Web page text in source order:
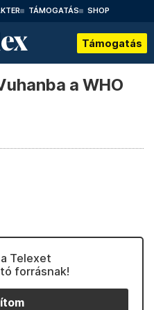
TÁMOGATÁS SHOP
Támogatás
a WHO
Telexet
forrásnak!